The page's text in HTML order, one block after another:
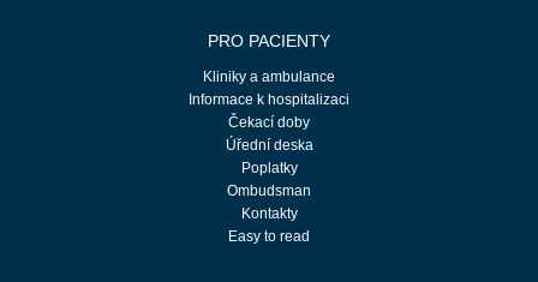
PRO PACIENTY
Kliniky a ambulance
Informace k hospitalizaci
Čekací doby
Úřední deska
Poplatky
Ombudsman
Kontakty
Easy to read